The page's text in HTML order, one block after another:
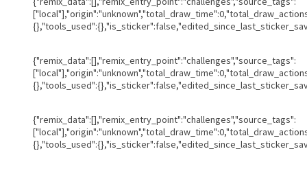
{"remix_data":[],"remix_entry_point":"challenges","source_tags":
{"remix_data":[],"remix_entry_point":"challenges","source_tags":